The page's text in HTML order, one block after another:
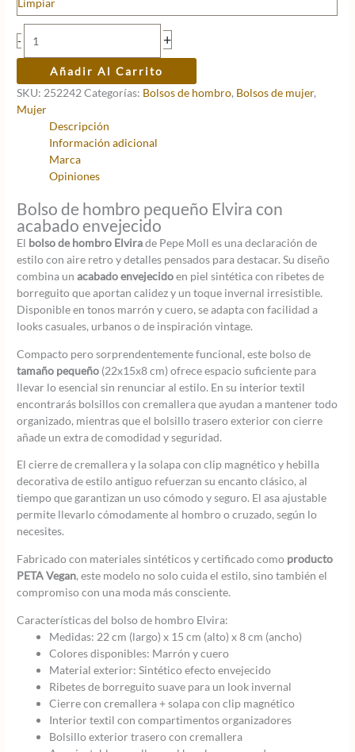
60,00 €.48,00 €.
Limpiar
-
de
hombro
ELVIRA
cantidad
+
Añadir Al Carrito
SKU: 252242 Categorías: Bolsos de hombro, Bolsos de mujer,
Mujer
Descripción
Información adicional
Marca
Opiniones
Bolso de hombro pequeño Elvira con
acabado envejecido
El bolso de hombro Elvirade Pepe Moll es una declaración de
estilo con aire retro y detalles pensados para destacar. Su diseño
combina unacabado envejecidoen piel sintética con ribetes de
borreguito que aportan calidez y un toque invernal irresistible.
Disponible en tonos marrón y cuero, se adapta con facilidad a
looks casuales, urbanos o de inspiración vintage.
Compacto pero sorprendentemente funcional, este bolso de
tamaño pequeño (22x15x8 cm) ofrece espacio suficiente para
llevar lo esencial sin renunciar al estilo. En su interior textil
encontrarás bolsillos con cremallera que ayudan a mantener todo
organizado, mientras que el bolsillo trasero exterior con cierre
añade un extra de comodidad y seguridad.
El cierre de cremallera y la solapa con clip magnético y hebilla
decorativa de estilo antiguo refuerzan su encanto clásico, al
tiempo que garantizan un uso cómodo y seguro. El asa ajustable
permite llevarlo cómodamente al hombro o cruzado, según lo
necesites.
Fabricado con materiales sintéticos y certificado como producto
PETA Vegan, este modelo no solo cuida el estilo, sino también el
compromiso con una moda más consciente.
Características del bolso de hombro Elvira:
Medidas: 22 cm (largo) x 15 cm (alto) x 8 cm (ancho)
Colores disponibles: Marrón y cuero
Material exterior: Sintético efecto envejecido
Ribetes de borreguito suave para un look invernal
Cierre con cremallera + solapa con clip magnético
Interior textil con compartimentos organizadores
Bolsillo exterior trasero con cremallera